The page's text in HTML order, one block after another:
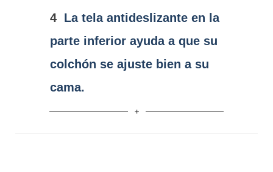
4 La tela antideslizante en la
parte inferior ayuda a que su
colchón se ajuste bien a su
cama.